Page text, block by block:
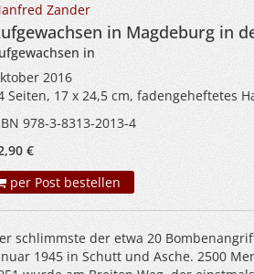
Zander
in Magdeburg in
in
2016
Seiten, 17 x 24,5 cm, fadengeheftetes
978-3-8313-2013-4
€
per Post bestellen
schlimmste der etwa 20
1945 in Schutt und Asche. 2500